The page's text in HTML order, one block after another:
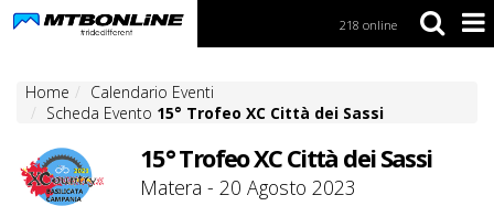
218 online
Home
Calendario Eventi
Scheda Evento 15° Trofeo XC Città dei Sassi
15° Trofeo XC Città dei Sassi
Matera - 20 Agosto 2023